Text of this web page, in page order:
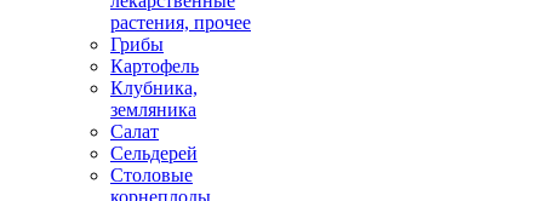
растения, прочее
Грибы
Картофель
Клубника,
земляника
Салат
Сельдерей
Столовые
корнеплоды